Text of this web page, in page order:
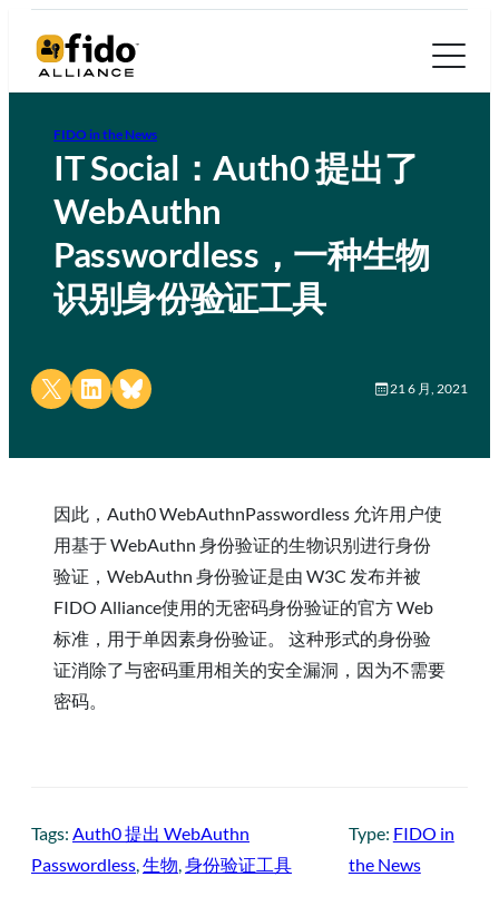
FIDO in the News
IT Social：Auth0 提出了
WebAuthn
Passwordless，一种生物
识别身份验证工具
Share on X Share on LinkedIn
Share on Bluesky 21 6 月, 2021
因此，Auth0 WebAuthnPasswordless 允许用户使
用基于 WebAuthn 身份验证的生物识别进行身份
验证，WebAuthn 身份验证是由 W3C 发布并被
FIDO Alliance使用的无密码身份验证的官方 Web
标准，用于单因素身份验证。 这种形式的身份验
证消除了与密码重用相关的安全漏洞，因为不需要
密码。
Tags: Auth0 提出 WebAuthn
Passwordless 生物 身份验证工具
Type: FIDO in
the News